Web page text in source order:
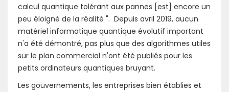
calcul quantique tolérant aux pannes [est] encore un
peu éloigné de la réalité ". Depuis avril 2019, aucun
matériel informatique quantique évolutif important
n'a été démontré, pas plus que des algorithmes utiles
sur le plan commercial n'ont été publiés pour les
petits ordinateurs quantiques bruyant.
Les gouvernements, les entreprises bien établies et